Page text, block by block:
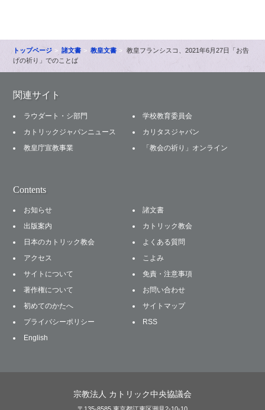
トップページ 諸文書 教皇文書
教皇フランシスコ、2021年6月27日「お告
げの祈り」でのことば
関連サイト
ラウダート・シ部門
学校教育委員会
カトリックジャパンニュース
カリタスジャパン
教皇庁宣教事業
「教会の祈り」オンライン
Contents
お知らせ
諸文書
出版案内
カトリック教会
日本のカトリック教会
よくある質問
アクセス
こよみ
サイトについて
免責・注意事項
著作権について
お問い合わせ
初めてのかたへ
サイトマップ
プライバシーポリシー
RSS
English
宗教法人 カトリック中央協議会